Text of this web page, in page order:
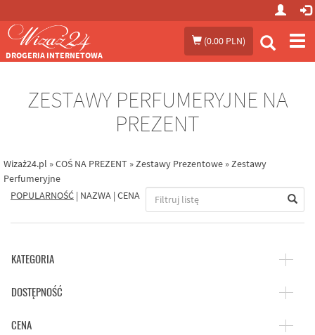
(0.00 PLN)
DROGERIA INTERNETOWA
ZESTAWY PERFUMERYJNE NA
PREZENT
Wizaż24.pl »COŚ NA PREZENT »Zestawy Prezentowe »Zestawy
Perfumeryjne
POPULARNOŚĆ | NAZWA | CENA
KATEGORIA
DOSTĘPNOŚĆ
CENA